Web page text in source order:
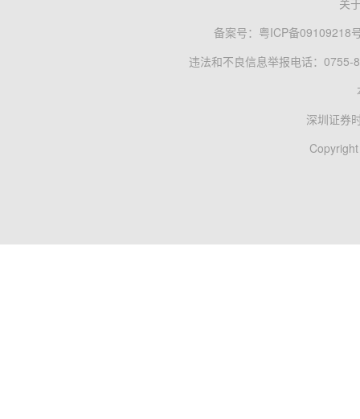
关
备案号： 粤ICP备09109218
违法和不良信息举报电话：0755-
深圳证券